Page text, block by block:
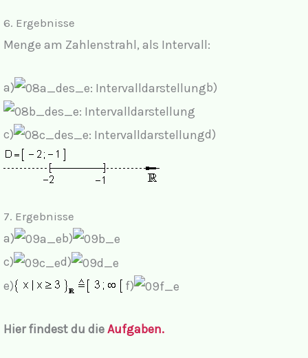
6. Ergebnisse
Menge am Zahlenstrahl, als Intervall:
a) b)
c) d)
7. Ergebnisse
a)
b)
c)
d)
e)
f)
Hier findest du dieAufgaben.